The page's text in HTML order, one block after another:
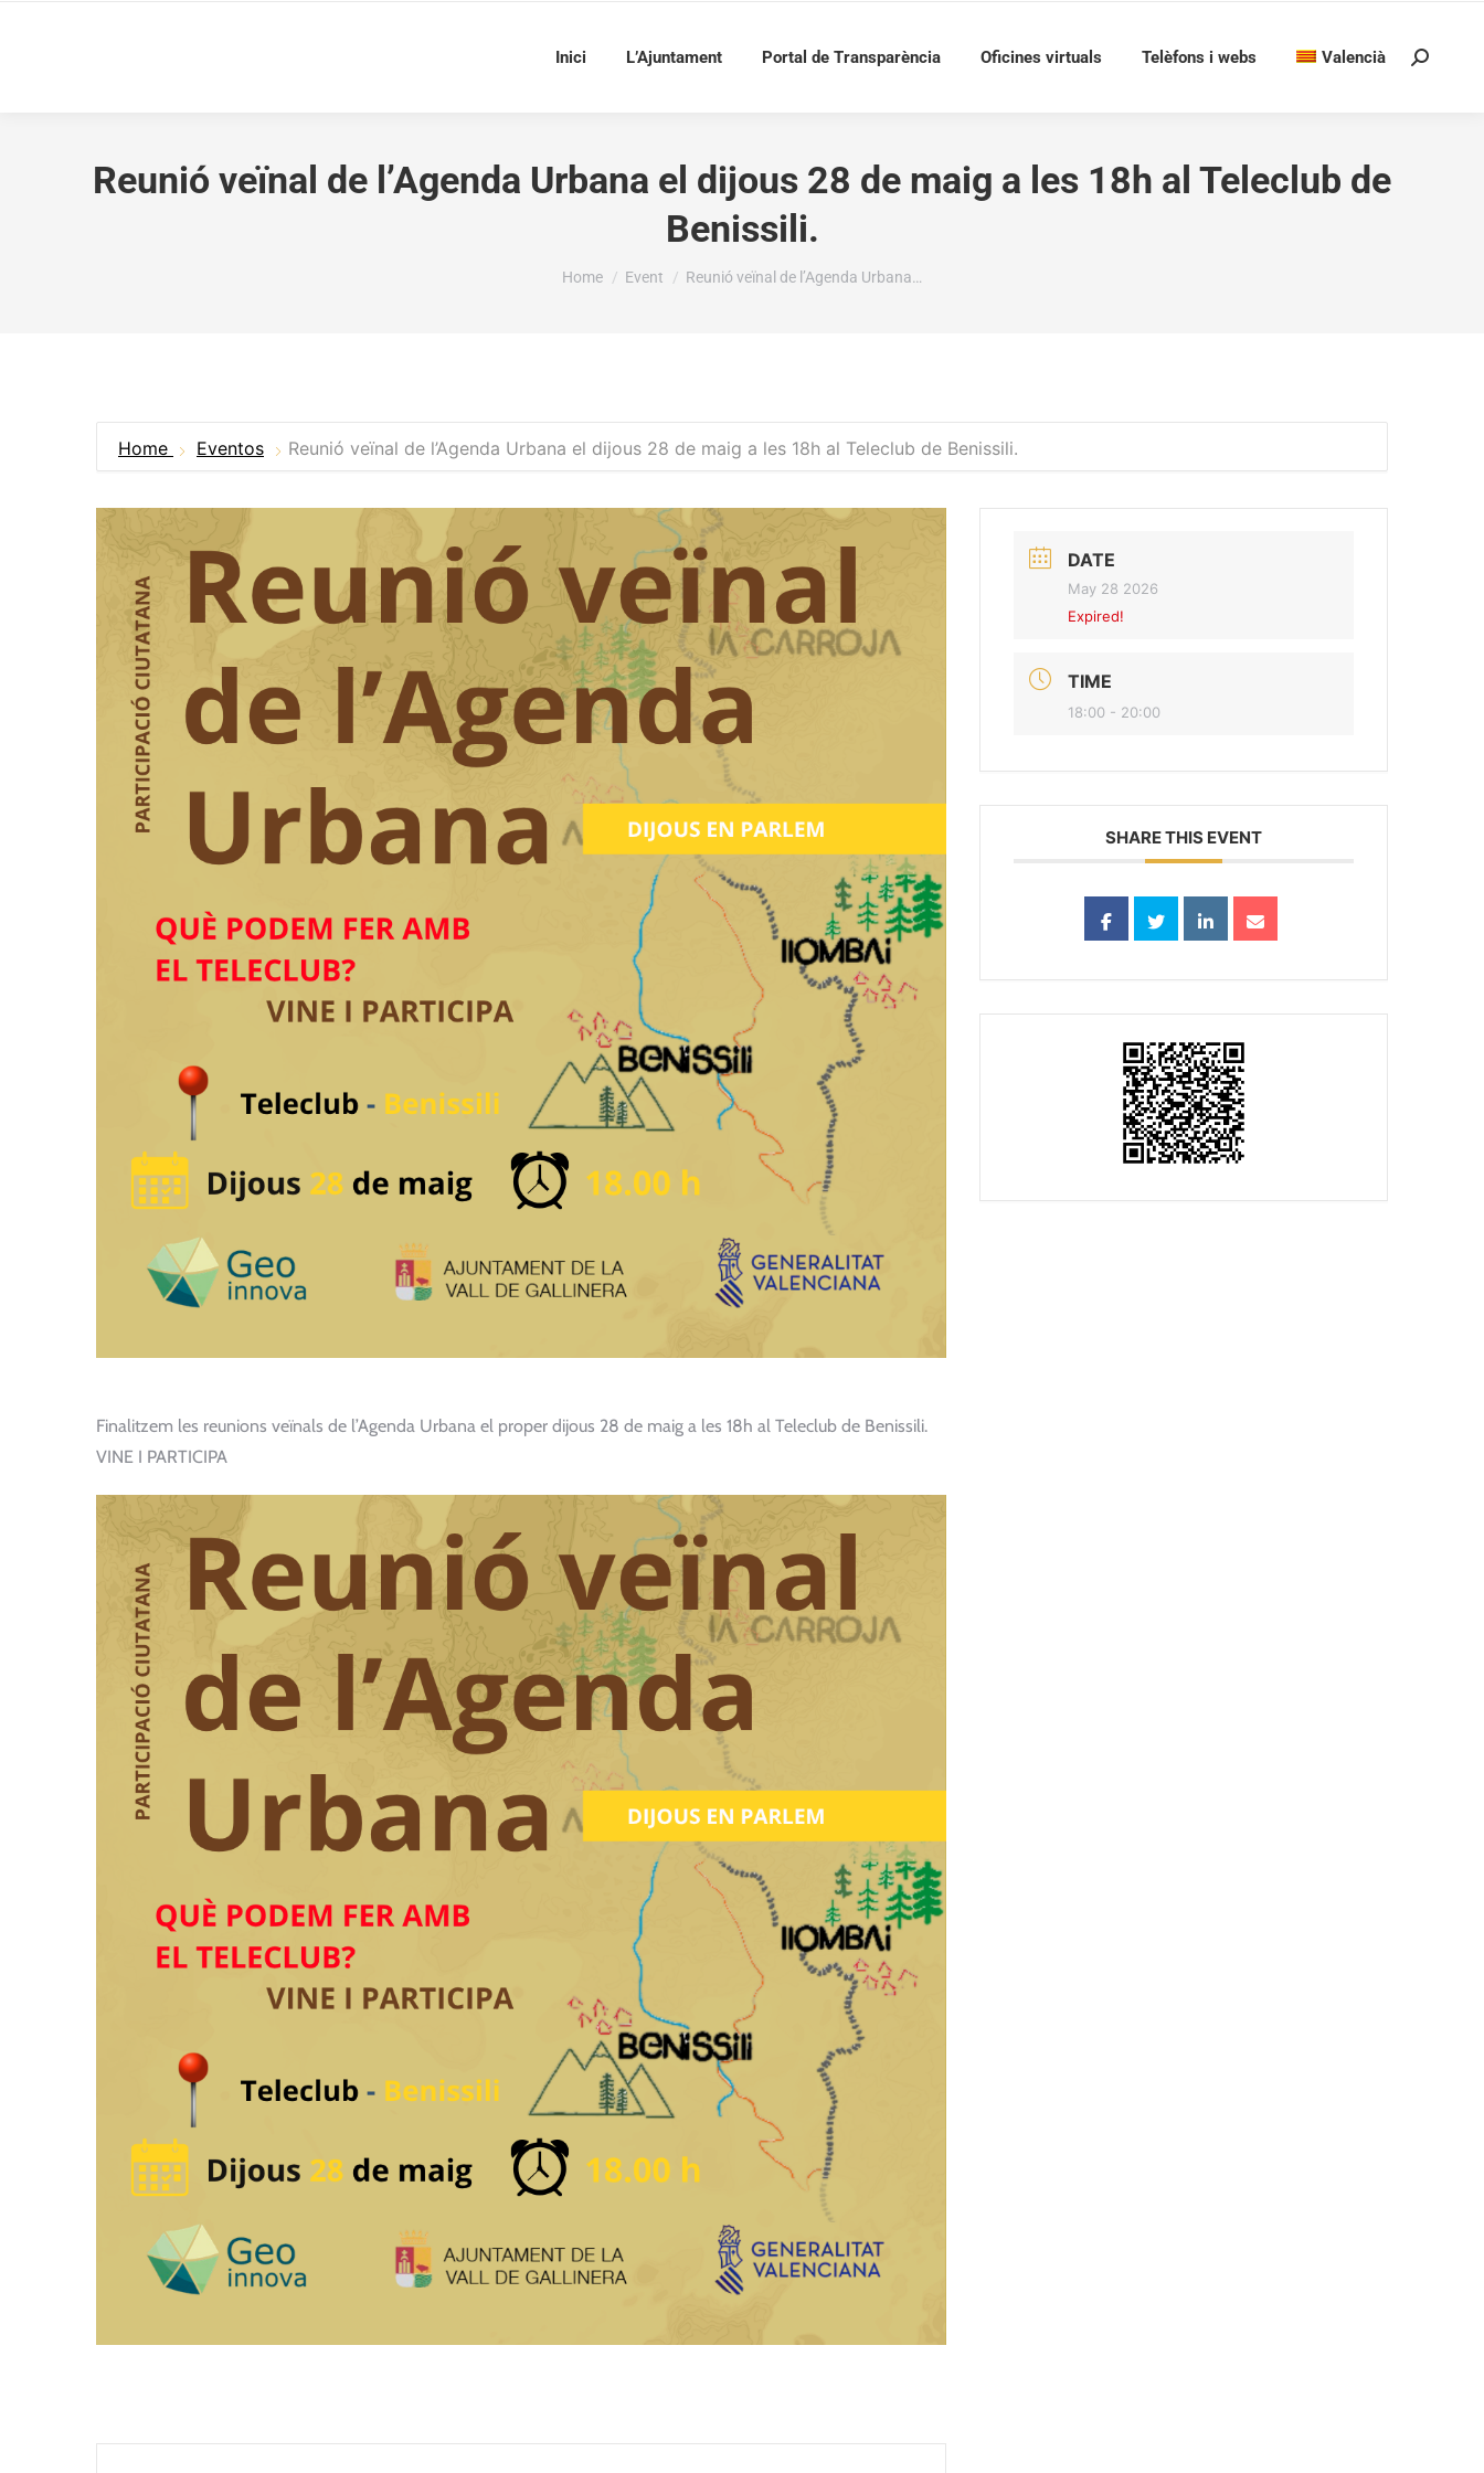
Inici L’Ajuntament Portal de Transparència Oficines virtuals Telèfons i webs Valencià Search:
Reunió veïnal de l’Agenda Urbana el dijous 28 de maig a les 18h al Teleclub de
Benissili.
You are here:
Home Event Reunió veïnal de l’Agenda Urbana…
Home Eventos Reunió veïnal de l’Agenda Urbana el dijous 28 de maig a les 18h al Teleclub de Benissili.
Finalitzem les reunions veïnals de l’Agenda Urbana el proper dijous 28 de maig a les 18h al Teleclub de Benissili.
VINE I PARTICIPA
DATE
May 28 2026
Expired!
TIME
18:00 - 20:00
SHARE THIS EVENT